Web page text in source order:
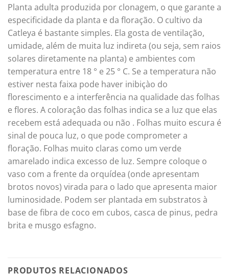
Planta adulta produzida por clonagem, o que garante a
especificidade da planta e da floração. O cultivo da
Catleya é bastante simples. Ela gosta de ventilação,
umidade, além de muita luz indireta (ou seja, sem raios
solares diretamente na planta) e ambientes com
temperatura entre 18 ° e 25 ° C. Se a temperatura não
estiver nesta faixa pode haver inibiçào do
florescimento e a interferência na qualidade das folhas
e flores. A coloraçâo das folhas indica se a luz que elas
recebem está adequada ou não . Folhas muito escura é
sinal de pouca luz, o que pode comprometer a
floração. Folhas muito claras como um verde
amarelado indica excesso de luz. Sempre coloque o
vaso com a frente da orquídea (onde apresentam
brotos novos) virada para o lado que apresenta maior
luminosidade. Podem ser plantada em substratos à
base de fibra de coco em cubos, casca de pinus, pedra
brita e musgo esfagno.
PRODUTOS RELACIONADOS